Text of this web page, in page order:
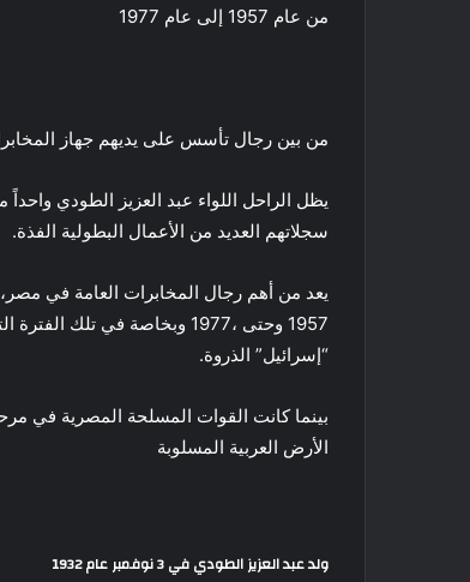
من عام 1957 إلى عام 1977
من بين رجال تأسس على يديهم جهاز
يظل الراحل اللواء عبد العزيز الطودي
سجلاتهم العديد من الأعمال البطولية الفذة.
يعد من أهم رجال المخابرات العامة في
1957 وحتى ،1977 وبخاصة في
“إسرائيل” الذروة.
بينما كانت القوات المسلحة المصرية في
الأرض العربية المسلوبة
ولد عبد العزيز الطودي في 3 نوفمبر عام 1932